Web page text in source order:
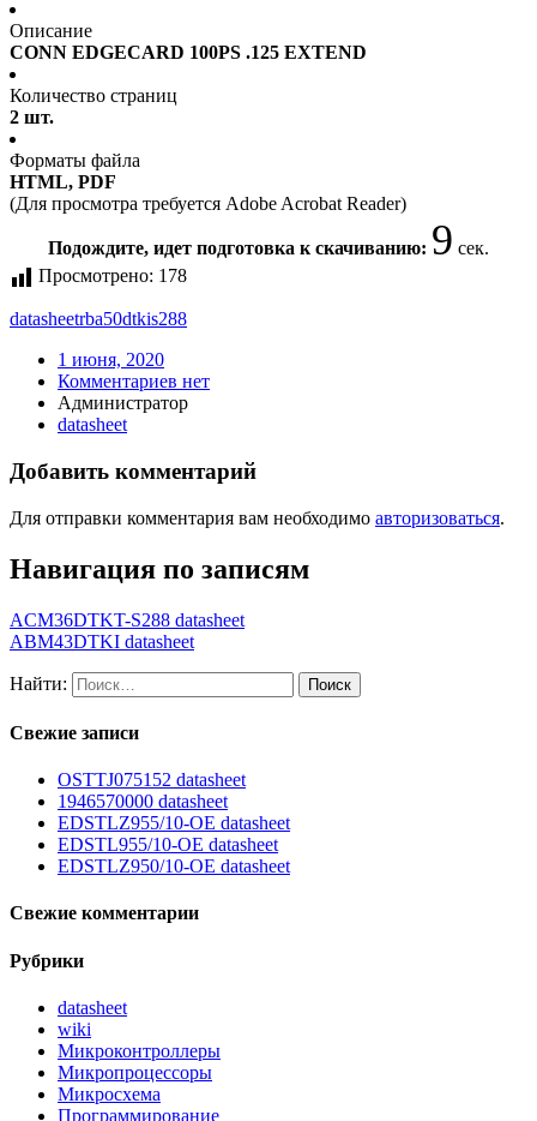
Описание
CONN EDGECARD 100PS .125 EXTEND
Количество страниц
2 шт.
Форматы файла
HTML, PDF
(Для просмотра требуется Adobe Acrobat Reader)
Подождите, идет подготовка к скачиванию: 9 сек.
Просмотрено: 178
datasheetrba50dtkis288
1 июня, 2020
Комментариев нет
Администратор
datasheet
Добавить комментарий
Для отправки комментария вам необходимо авторизоваться.
Навигация по записям
ACM36DTKT-S288 datasheet
ABM43DTKI datasheet
Найти:
Свежие записи
OSTTJ075152 datasheet
1946570000 datasheet
EDSTLZ955/10-OE datasheet
EDSTL955/10-OE datasheet
EDSTLZ950/10-OE datasheet
Свежие комментарии
Рубрики
datasheet
wiki
Микроконтроллеры
Микропроцессоры
Микросхема
Программирование